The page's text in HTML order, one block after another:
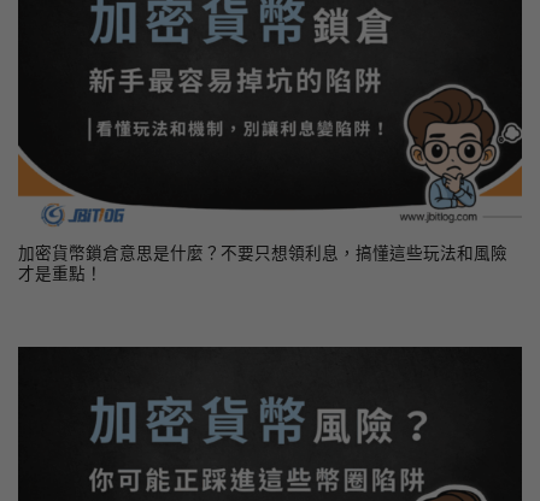
加密貨幣鎖倉意思是什麼？不要只想領利息，搞懂這些玩法和風險
才是重點！